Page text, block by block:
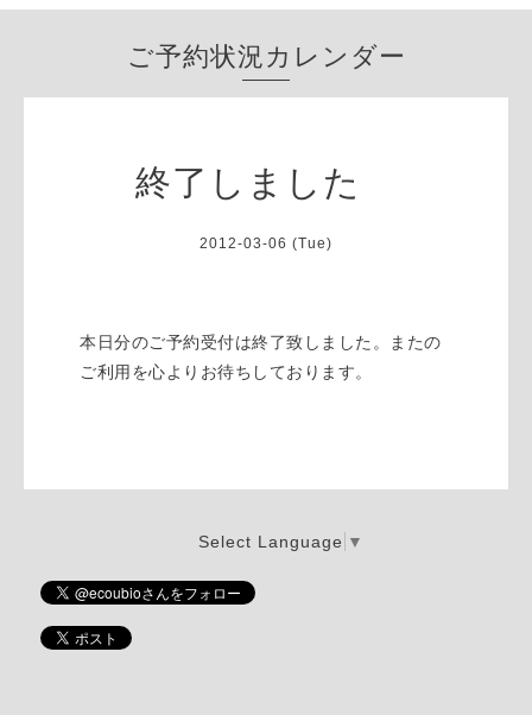
ご予約状況カレンダー
終了しました
2012-03-06 (Tue)
本日分のご予約受付は終了致しました。またの
ご利用を心よりお待ちしております。
Select Language ▼